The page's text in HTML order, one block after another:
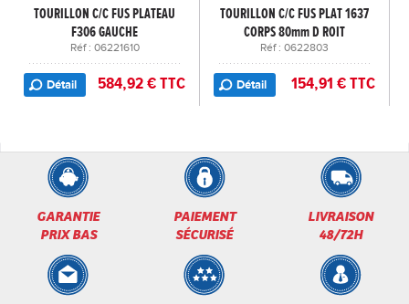
TOURILLON C/C FUS PLATEAU
F306 GAUCHE
Réf : 06221610
Détail 584,92 € TTC
TOURILLON C/C FUS PLAT 1637
CORPS 80mm D ROIT
Réf : 0622803
Détail 154,91 € TTC
GARANTIE
PRIX BAS
PAIEMENT
SÉCURISÉ
LIVRAISON
48/72H